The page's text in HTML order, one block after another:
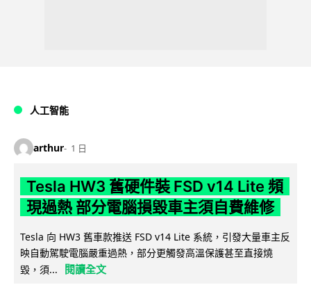
人工智能
arthur 1 日
Tesla HW3 舊硬件裝 FSD v14 Lite 頻
現過熱 部分電腦損毀車主須自費維修
Tesla 向 HW3 舊車款推送 FSD v14 Lite 系統，引發大量車主反
映自動駕駛電腦嚴重過熱，部分更觸發高溫保護甚至直接燒
毀，須...
閱讀全文